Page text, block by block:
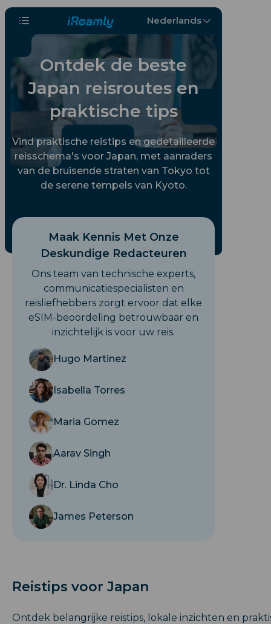
Nederlands
Ontdek de beste
Japan reisroutes en
praktische tips
Vind praktische reistips en gedetailleerde
reisschema's voor Japan, met aanraders
van de bruisende straten van Tokyo tot
de serene tempels van Kyoto.
Maak Kennis Met Onze
Deskundige Redacteuren
Ons team van technische experts,
communicatiespecialisten en
reisliefhebbers zorgt ervoor dat elke
eSIM-beoordeling betrouwbaar en
inzichtelijk is voor uw reis.
Hugo Martinez
Isabella Torres
Maria Gomez
Aarav Singh
Dr. Linda Cho
James Peterson
Reistips voor Japan
Ontdek belangrijke reistips, lokale inzichten en